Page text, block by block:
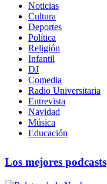
Noticias
Cultura
Deportes
Política
Religión
Infantil
DJ
Comedia
Radio Universitaria
Entrevista
Navidad
Música
Educación
Los mejores podcasts